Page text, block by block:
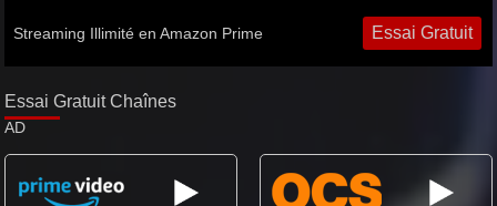
Streaming Illimité en Amazon Prime Essai Gratuit
Essai Gratuit Chaînes
AD